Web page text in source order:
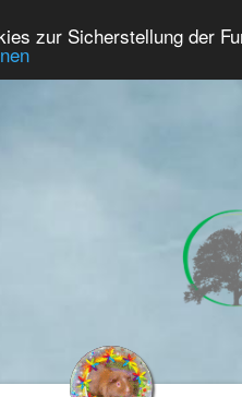
zur Sicherstellung der
Gedenken